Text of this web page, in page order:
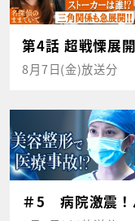
第4話 超戦慄展開
8月7日(金)放送分
＃5 病院激震！